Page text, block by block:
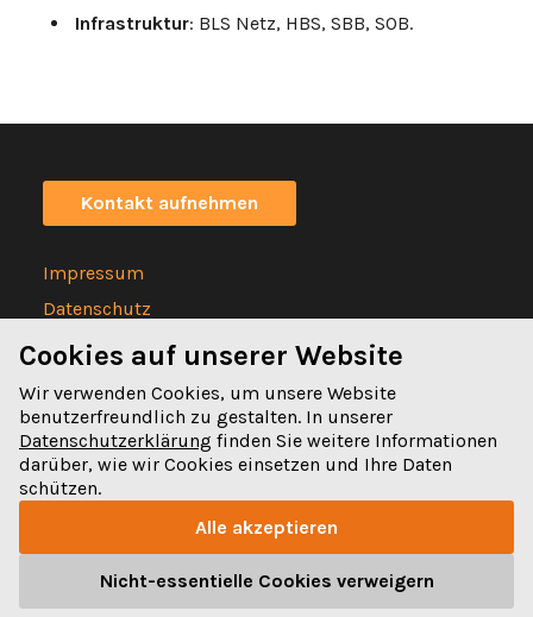
Infrastruktur: BLS Netz, HBS, SBB, SOB.
Kontakt aufnehmen
Impressum
Datenschutz
Statuten
Spitalgasse 32
031 328 32 32
Cookies auf unserer Website
Wir verwenden Cookies, um unsere Website
benutzerfreundlich zu gestalten. In unserer
Datenschutzerklärung finden Sie weitere Informationen
darüber, wie wir Cookies einsetzen und Ihre Daten
schützen.
Alle akzeptieren
Nicht-essentielle Cookies verweigern